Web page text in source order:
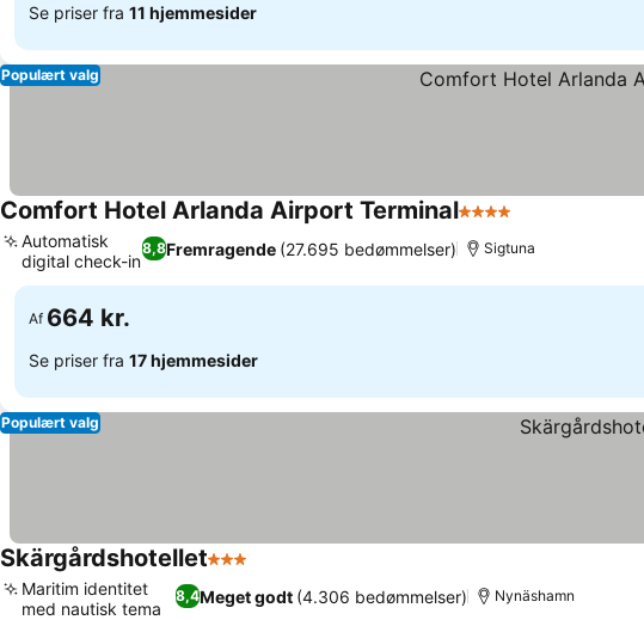
Se priser fra 11 hjemmesider
Populært valg
Comfort Hotel Arlanda Airport Terminal4 Stjerner
8,8Fremragende (27.695 bedømmelser)
Automatisk
digital check-in
Sigtuna
Af 664 kr.
Se priser fra 17 hjemmesider
Populært valg
Skärgårdshotellet3 Stjerner
8,4Meget godt (4.306 bedømmelser)
Maritim identitet
med nautisk tema
Nynäshamn